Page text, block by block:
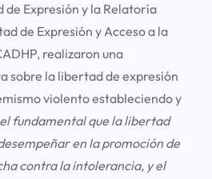
de Expresión y la Relatoría
de Expresión y Acceso a la
realizaron una
sobre la libertad de expresión
violento estableciendo y
fundamental que la libertad
en la promoción de
contra la intolerancia, y el